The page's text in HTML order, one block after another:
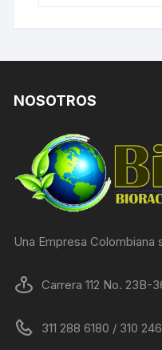
NOSOTROS
Una Empresa Colombiana
Carrera 112 No. 23B-
311 288 6180 / 310